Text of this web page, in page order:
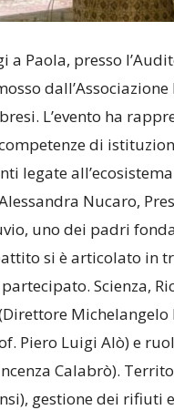
a Paola, presso
L’evento ha
di
legate
Nucaro,
uno dei padri
si è articolato in
Scienza,
Piero Luigi Alò) e
Calabrò).
gestione dei